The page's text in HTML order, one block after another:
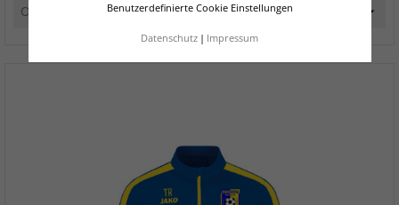
Benutzerdefinierte Cookie Einstellungen
Datenschutz Impressum